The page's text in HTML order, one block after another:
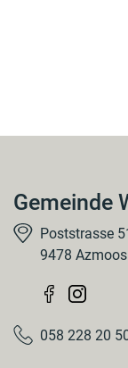
Gemeinde
Poststrasse
9478 Azmoos
058 228 20